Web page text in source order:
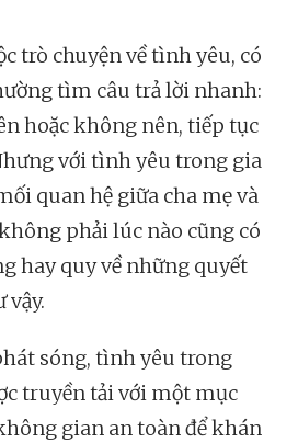
trò chuyện về tình yêu, có
tìm câu trả lời nhanh:
hoặc không nên, tiếp tục
với tình yêu trong gia
quan hệ giữa cha mẹ và
phải lúc nào cũng có
hay quy về những quyết
vậy.
sóng, tình yêu trong
truyền tải với một mục
gian an toàn để khán